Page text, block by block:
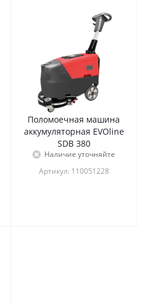
Поломоечная машина
аккумуляторная EVOline
SDB 380
Наличие уточняйте
Артикул: 110051228